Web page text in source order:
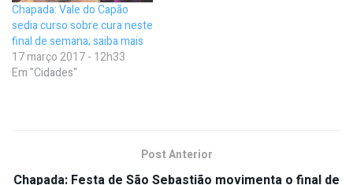
Chapada: Vale do Capão
sedia curso sobre cura neste
final de semana; saiba mais
17 março 2017 - 12h33
Em "Cidades"
Post Anterior
Chapada: Festa de São Sebastião movimenta o final de